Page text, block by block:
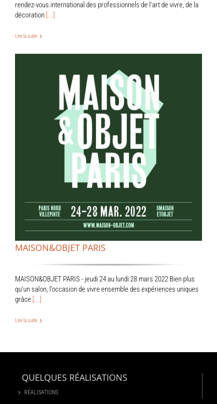
rendez-vous international des professionnels de l’art de vivre, de la
décoration [...]
Lire la suite
MAISON&OBJET PARIS
MAISON&OBJET PARIS - jeudi 24 au lundi 28 mars 2022 Bien plus
qu’un salon, l’occasion de vivre ensemble des expériences uniques
grâce [...]
Lire la suite
QUELQUES RÉALISATIONS
RÉALISATIONS